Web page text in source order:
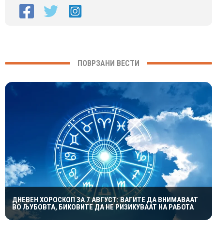
ПОВРЗАНИ ВЕСТИ
ДНЕВЕН ХОРОСКОП ЗА 7 АВГУСТ: ВАГИТЕ ДА ВНИМАВААТ
ВО ЉУБОВТА, БИКОВИТЕ ДА НЕ РИЗИКУВААТ НА РАБОТА